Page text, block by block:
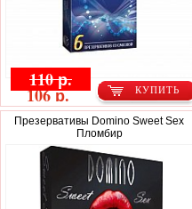
КУПИТЬ
110 р.
106 р.
Презервативы Domino Sweet Sex
Пломбир